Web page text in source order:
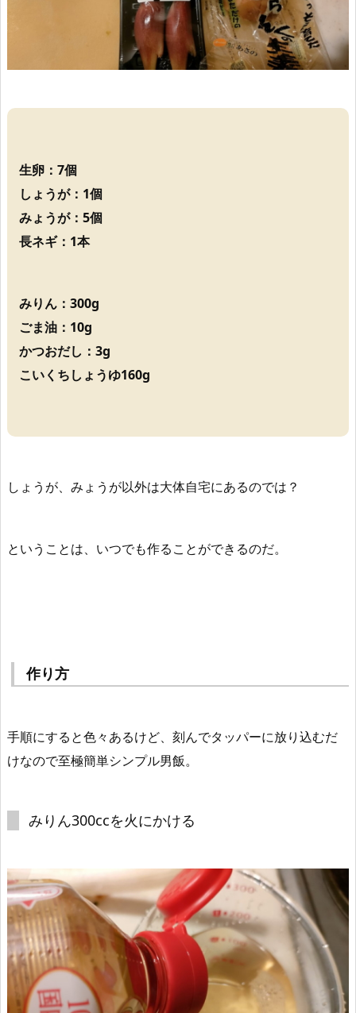
生卵：7個
しょうが：1個
みょうが：5個
長ネギ：1本
みりん：300g
ごま油：10g
かつおだし：3g
こいくちしょうゆ160g
しょうが、みょうが以外は大体自宅にあるのでは？
ということは、いつでも作ることができるのだ。
作り方
手順にすると色々あるけど、 刻んでタッパーに放り込むだ
けなので至極簡単シンプル男飯。
みりん300ccを火にかける